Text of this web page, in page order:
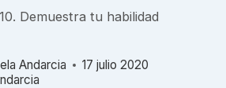
Demuestra tu habilidad
Andarcia 17 julio 2020